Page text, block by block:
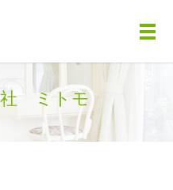
メ
社 ミトモ